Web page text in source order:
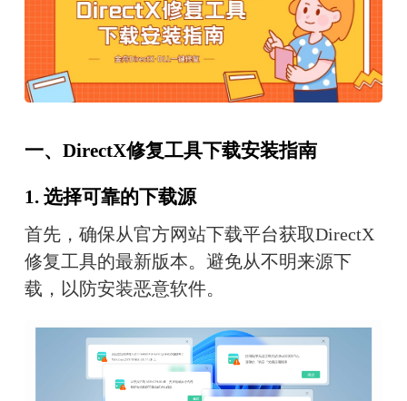
一、DirectX修复工具下载安装指南
1. 选择可靠的下载源
首先，确保从官方网站下载平台获取DirectX
修复工具的最新版本。避免从不明来源下
载，以防安装恶意软件。